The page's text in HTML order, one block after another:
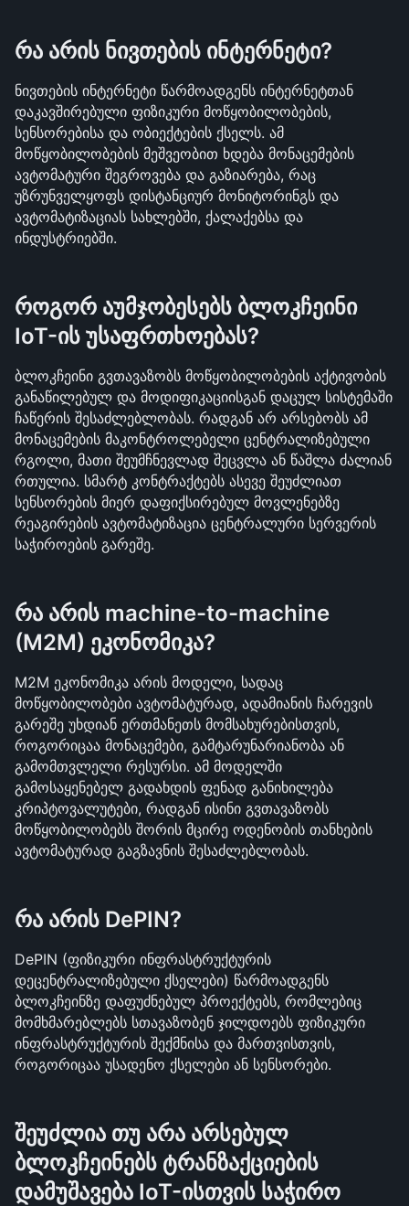
რა არის ნივთების ინტერნეტი?
ნივთების ინტერნეტი წარმოადგენს ინტერნეტთან
დაკავშირებული ფიზიკური მოწყობილობების,
სენსორებისა და ობიექტების ქსელს. ამ
მოწყობილობების მეშვეობით ხდება მონაცემების
ავტომატური შეგროვება და გაზიარება, რაც
უზრუნველყოფს დისტანციურ მონიტორინგს და
ავტომატიზაციას სახლებში, ქალაქებსა და
ინდუსტრიებში.
როგორ აუმჯობესებს ბლოკჩეინი
IoT-ის უსაფრთხოებას?
ბლოკჩეინი გვთავაზობს მოწყობილობების აქტივობის
განაწილებულ და მოდიფიკაციისგან დაცულ სისტემაში
ჩაწერის შესაძლებლობას. რადგან არ არსებობს ამ
მონაცემების მაკონტროლებელი ცენტრალიზებული
რგოლი, მათი შეუმჩნევლად შეცვლა ან წაშლა ძალიან
რთულია. სმარტ კონტრაქტებს ასევე შეუძლიათ
სენსორების მიერ დაფიქსირებულ მოვლენებზე
რეაგირების ავტომატიზაცია ცენტრალური სერვერის
საჭიროების გარეშე.
რა არის machine-to-machine
(M2M) ეკონომიკა?
M2M ეკონომიკა არის მოდელი, სადაც
მოწყობილობები ავტომატურად, ადამიანის ჩარევის
გარეშე უხდიან ერთმანეთს მომსახურებისთვის,
როგორიცაა მონაცემები, გამტარუნარიანობა ან
გამომთვლელი რესურსი. ამ მოდელში
გამოსაყენებელ გადახდის ფენად განიხილება
კრიპტოვალუტები, რადგან ისინი გვთავაზობს
მოწყობილობებს შორის მცირე ოდენობის თანხების
ავტომატურად გაგზავნის შესაძლებლობას.
რა არის DePIN?
DePIN (ფიზიკური ინფრასტრუქტურის
დეცენტრალიზებული ქსელები) წარმოადგენს
ბლოკჩეინზე დაფუძნებულ პროექტებს, რომლებიც
მომხმარებლებს სთავაზობენ ჯილდოებს ფიზიკური
ინფრასტრუქტურის შექმნისა და მართვისთვის,
როგორიცაა უსადენო ქსელები ან სენსორები.
შეუძლია თუ არა არსებულ
ბლოკჩეინებს ტრანზაქციების
დამუშავება IoT-ისთვის საჭირო